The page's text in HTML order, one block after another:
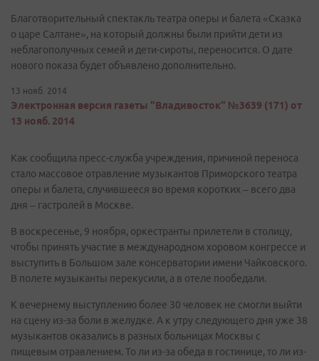
Благотворительный спектакль театра оперы и балета «Сказка
о царе Салтане», на который должны были прийти дети из
неблагополучных семей и дети-сироты, переносится. О дате
нового показа будет объявлено дополнительно.
13 нояб. 2014
Электронная версия газеты "Владивосток" №3639 (171) от
13 нояб. 2014
Как сообщила пресс-служба учреждения, причиной переноса
стало массовое отравление музыкантов Приморского театра
оперы и балета, случившееся во время коротких – всего два
дня – гастролей в Москве.
В воскресенье, 9 ноября, оркестранты прилетели в столицу,
чтобы принять участие в международном хоровом конгрессе и
выступить в Большом зале консерватории имени Чайковского.
В полете музыканты перекусили, а в отеле пообедали.
К вечернему выступлению более 30 человек не смогли выйти
на сцену из-за боли в желудке. А к утру следующего дня уже 38
музыкантов оказались в разных больницах Москвы с
пищевым отравлением. То ли из-за обеда в гостинице, то ли из-